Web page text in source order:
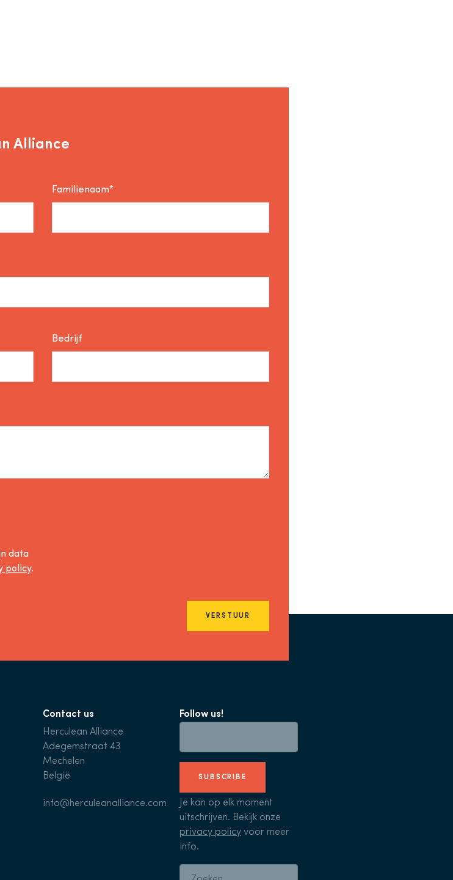
Alliance
Familienaam*
Bedrijf
data
policy.
VERSTUUR
Contact us
Herculean Alliance
Adegemstraat 43
Mechelen
België
info@herculeanalliance.com
Follow us!
SUBSCRIBE
Je kan op elk moment
uitschrijven. Bekijk onze
privacy policy voor meer
info.